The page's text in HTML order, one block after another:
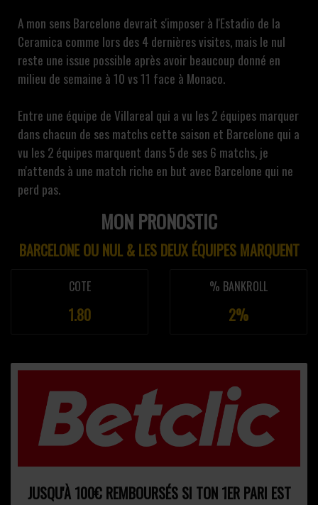
A mon sens Barcelone devrait s'imposer à l'Estadio de la
Ceramica comme lors des 4 dernières visites, mais le nul
reste une issue possible après avoir beaucoup donné en
milieu de semaine à 10 vs 11 face à Monaco.
Entre une équipe de Villareal qui a vu les 2 équipes marquer
dans chacun de ses matchs cette saison et Barcelone qui a
vu les 2 équipes marquent dans 5 de ses 6 matchs, je
m'attends à une match riche en but avec Barcelone qui ne
perd pas.
MON PRONOSTIC
BARCELONE OU NUL & LES DEUX ÉQUIPES MARQUENT
COTE
1.80
% BANKROLL
2%
JUSQU'À 100€ REMBOURSÉS SI TON 1ER PARI EST